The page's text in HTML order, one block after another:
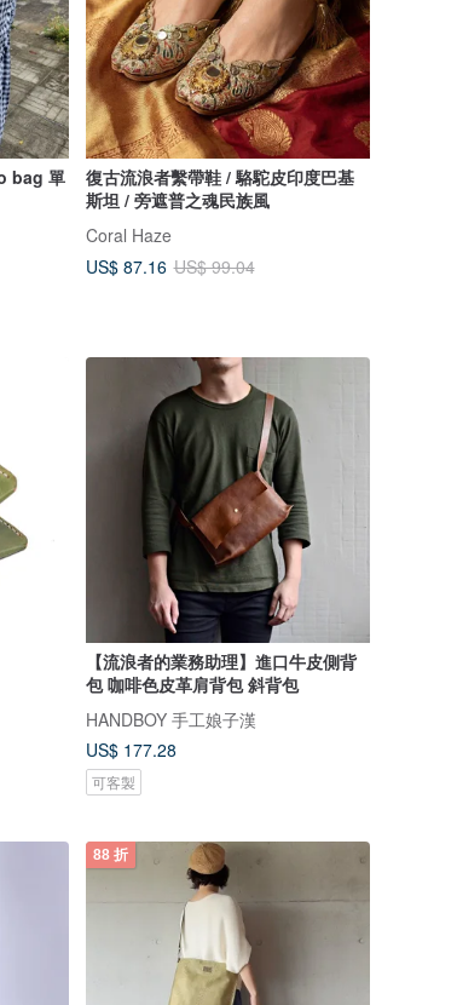
bag 單
復古流浪者繫帶鞋 / 駱駝皮印度巴基
斯坦 / 旁遮普之魂民族風
Coral Haze
US$ 87.16 US$ 99.04
【流浪者的業務助理】進口牛皮側背
包 咖啡色皮革肩背包 斜背包
HANDBOY 手工娘子漢
US$ 177.28
可客製
88 折